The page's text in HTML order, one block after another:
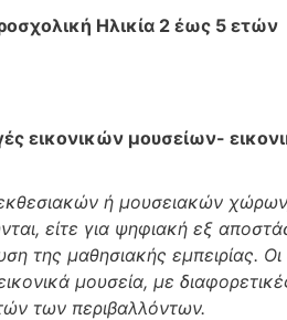
Ηλικία 2 έως 5 ετών
εικονικών μουσείων-
ή μουσειακών
είτε για ψηφιακή εξ
της μαθησιακής εμπειρίας.
μουσεία, με
των περιβαλλόντων.